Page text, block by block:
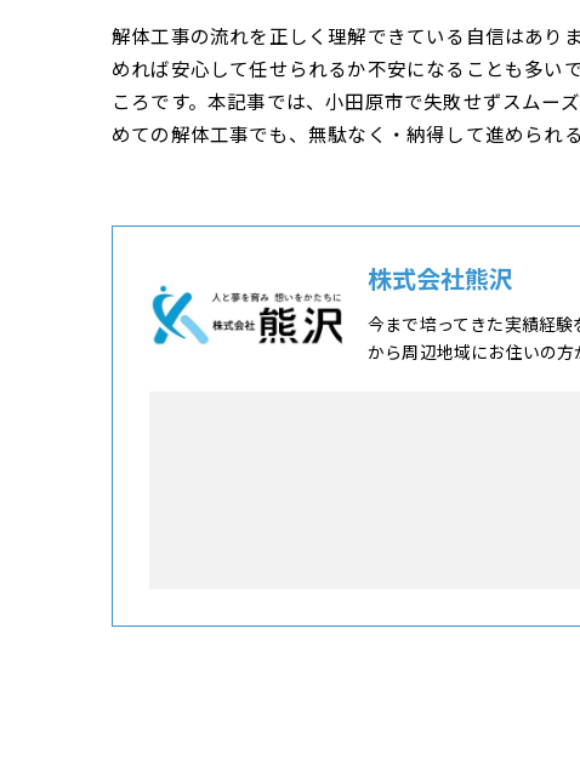
解体工事の流れを正しく理解できている自信はあり
めれば安心して任せられるか不安になることも多い
ころです。本記事では、小田原市で失敗せずスムー
めての解体工事でも、無駄なく・納得して進められ
株式会社熊沢
今まで培ってきた実績経
から周辺地域にお住いの方